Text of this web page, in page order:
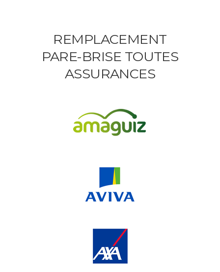
REMPLACEMENT
PARE-BRISE TOUTES
ASSURANCES